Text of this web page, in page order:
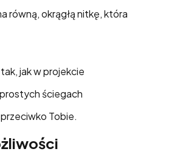
równą, okrągłą nitkę, która
jak w projekcie
ściegach
przeciwko Tobie.